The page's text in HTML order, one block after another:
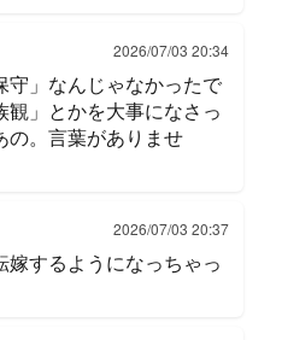
2026/07/03 20:34
守」なんじゃなかったで
観」とかを大事になさっ
の。言葉がありませ
2026/07/03 20:37
嫁するようになっちゃっ